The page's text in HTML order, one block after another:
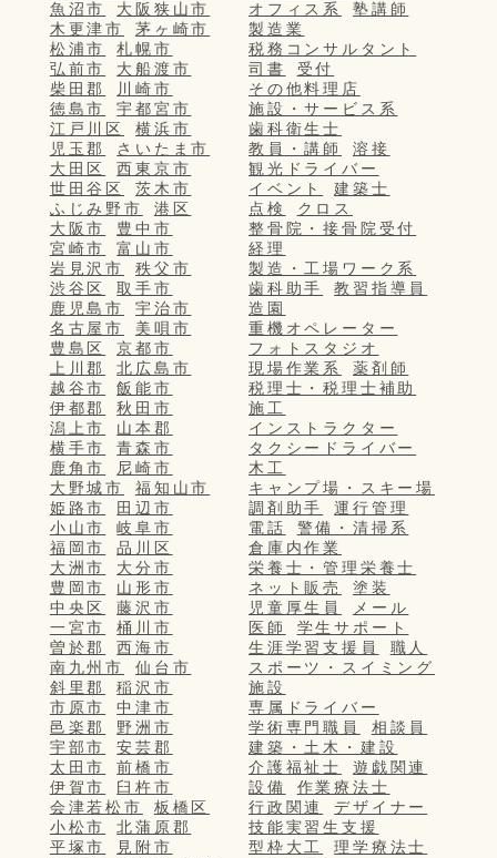
魚沼市
大阪狭山市
木更津市
茅ヶ崎市
松浦市
札幌市
弘前市
大船渡市
柴田郡
川崎市
徳島市
宇都宮市
江戸川区
横浜市
児玉郡
さいたま市
大田区
西東京市
世田谷区
茨木市
ふじみ野市
港区
大阪市
豊中市
宮崎市
富山市
岩見沢市
秩父市
渋谷区
取手市
鹿児島市
宇治市
名古屋市
美唄市
豊島区
京都市
上川郡
北広島市
越谷市
飯能市
伊都郡
秋田市
潟上市
山本郡
横手市
青森市
鹿角市
尼崎市
大野城市
福知山市
姫路市
田辺市
小山市
岐阜市
福岡市
品川区
大洲市
大分市
豊岡市
山形市
中央区
藤沢市
一宮市
桶川市
曽於郡
西海市
南九州市
仙台市
斜里郡
稲沢市
市原市
中津市
邑楽郡
野洲市
宇部市
安芸郡
太田市
前橋市
伊賀市
臼杵市
会津若松市
板橋区
小松市
北蒲原郡
平塚市
見附市
オフィス系
塾講師
製造業
税務コンサルタント
司書
受付
その他料理店
施設・サービス系
歯科衛生士
教員・講師
溶接
観光ドライバー
イベント
建築士
点検
クロス
整骨院・接骨院受付
経理
製造・工場ワーク系
歯科助手
教習指導員
造園
重機オペレーター
フォトスタジオ
現場作業系
薬剤師
税理士・税理士補助
施工
インストラクター
タクシードライバー
木工
キャンプ場・スキー場
調剤助手
運行管理
電話
警備・清掃系
倉庫内作業
栄養士・管理栄養士
ネット販売
塗装
児童厚生員
メール
医師
学生サポート
生涯学習支援員
職人
スポーツ・スイミング
施設
専属ドライバー
学術専門職員
相談員
建築・土木・建設
介護福祉士
遊戯関連
設備
作業療法士
行政関連
デザイナー
技能実習生支援
型枠大工
理学療法士